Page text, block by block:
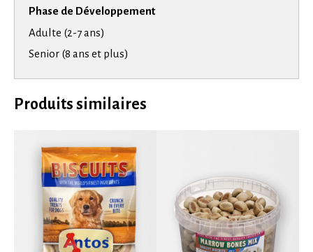
Phase de Développement
Adulte (2-7 ans)
Senior (8 ans et plus)
Produits similaires